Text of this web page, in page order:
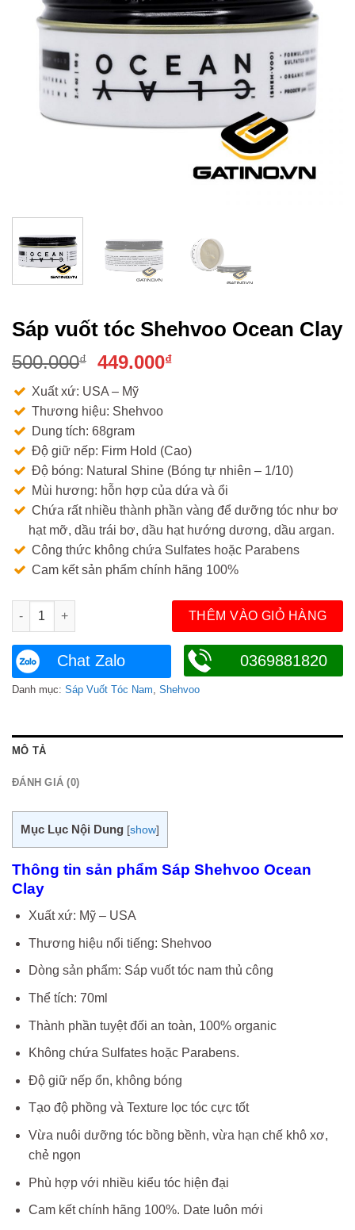
Sáp vuốt tóc Shehvoo Ocean Clay
500.000₫
Giá
là:
500.000₫.
449.000₫Giá
Xuất xứ: USA – Mỹ
Thương hiệu: Shehvoo
Dung tích: 68gram
Độ giữ nếp: Firm Hold (Cao)
Độ bóng: Natural Shine (Bóng tự nhiên – 1/10)
Mùi hương: hỗn hợp của dứa và ổi
Chứa rất nhiều thành phần vàng để dưỡng tóc như bơ
hạt mỡ, dầu trái bơ, dầu hạt hướng dương, dầu argan.
Công thức không chứa Sulfates hoặc Parabens
Cam kết sản phẩm chính hãng 100%
Sáp vuốt tóc Shehvoo Ocean Clay số lượng
THÊM VÀO GIỎ HÀNG
Chat Zalo 0369881820
Danh mục: Sáp Vuốt Tóc Nam Shehvoo
MÔ TẢ
ĐÁNH GIÁ (0)
Mục Lục Nội Dung [show]
Thông tin sản phẩm Sáp Shehvoo Ocean
Clay
Xuất xứ: Mỹ – USA
Thương hiệu nổi tiếng: Shehvoo
Dòng sản phẩm: Sáp vuốt tóc nam thủ công
Thể tích: 70ml
Thành phần tuyệt đối an toàn, 100% organic
Không chứa Sulfates hoặc Parabens.
Độ giữ nếp ổn, không bóng
Tạo độ phồng và Texture lọc tóc cực tốt
Vừa nuôi dưỡng tóc bồng bềnh, vừa hạn chế khô xơ,
chẻ ngọn
Phù hợp với nhiều kiểu tóc hiện đại
Cam kết chính hãng 100%. Date luôn mới